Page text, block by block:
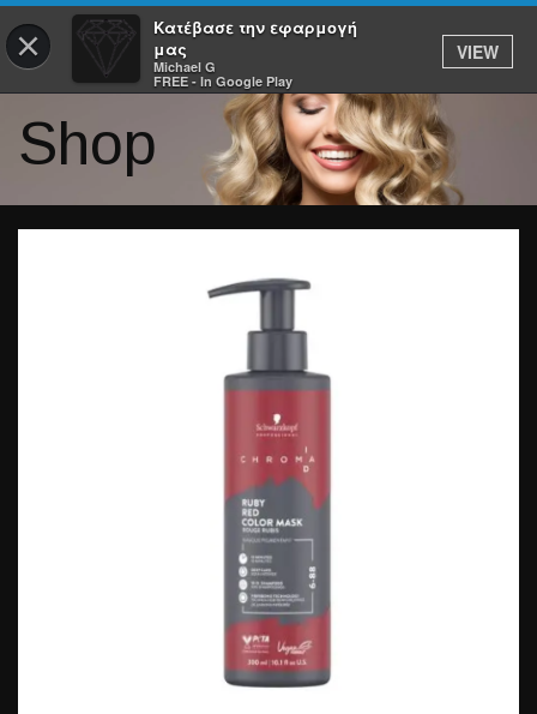
×
Κατέβασε την εφαρμογή
μας
Michael G
FREE - In Google Play
VIEW
Shop